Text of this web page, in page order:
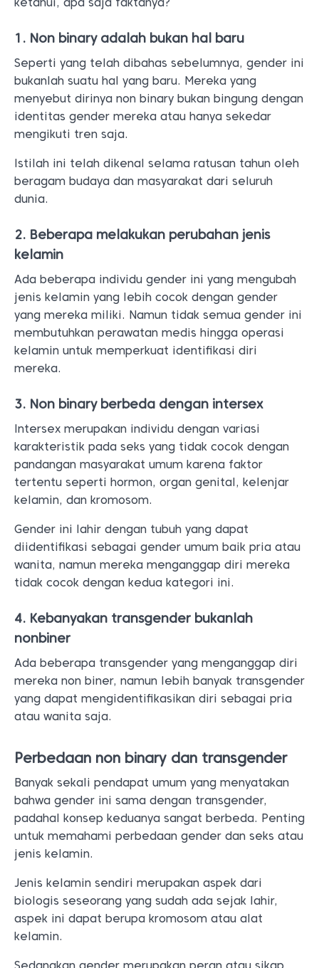
1. Non binary adalah bukan hal baru
Seperti yang telah dibahas sebelumnya, gender ini
bukanlah suatu hal yang baru. Mereka yang
menyebut dirinya non binary bukan bingung dengan
identitas gender mereka atau hanya sekedar
mengikuti tren saja.
Istilah ini telah dikenal selama ratusan tahun oleh
beragam budaya dan masyarakat dari seluruh
dunia.
2. Beberapa melakukan perubahan jenis
kelamin
Ada beberapa individu gender ini yang mengubah
jenis kelamin yang lebih cocok dengan gender
yang mereka miliki. Namun tidak semua gender ini
membutuhkan perawatan medis hingga operasi
kelamin untuk memperkuat identifikasi diri
mereka.
3. Non binary berbeda dengan intersex
Intersex merupakan individu dengan variasi
karakteristik pada seks yang tidak cocok dengan
pandangan masyarakat umum karena faktor
tertentu seperti hormon, organ genital, kelenjar
kelamin, dan kromosom.
Gender ini lahir dengan tubuh yang dapat
diidentifikasi sebagai gender umum baik pria atau
wanita, namun mereka menganggap diri mereka
tidak cocok dengan kedua kategori ini.
4. Kebanyakan transgender bukanlah
nonbiner
Ada beberapa transgender yang menganggap diri
mereka non biner, namun lebih banyak transgender
yang dapat mengidentifikasikan diri sebagai pria
atau wanita saja.
Perbedaan non binary dan transgender
Banyak sekali pendapat umum yang menyatakan
bahwa gender ini sama dengan transgender,
padahal konsep keduanya sangat berbeda. Penting
untuk memahami perbedaan gender dan seks atau
jenis kelamin.
Jenis kelamin sendiri merupakan aspek dari
biologis seseorang yang sudah ada sejak lahir,
aspek ini dapat berupa kromosom atau alat
kelamin.
Sedangkan gender merupakan peran atau sikap